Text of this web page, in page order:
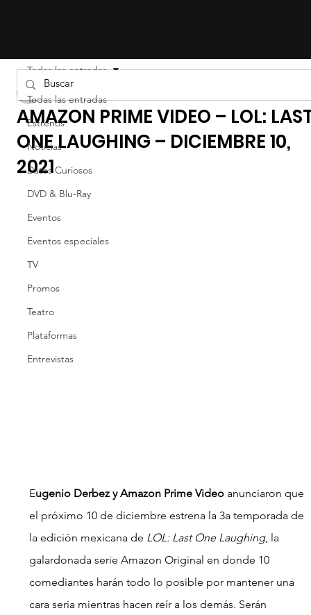
Todas las entradas
Estrenos
Noticias
Datos Curiosos
DVD & Blu-Ray
Eventos
Eventos especiales
TV
Promos
Teatro
Plataformas
Entrevistas
Todas las entradas
AMAZON PRIME VIDEO – LOL:
ONE LAUGHING – DICIEMBRE 10,
2021
Eugenio Derbez y Amazon Prime Video anunciaron que
el próximo 10 de diciembre estrena la 3a temporada de
la edición mexicana de LOL: Last One Laughing, la
galardonada serie Amazon Original en donde 10
comediantes harán todo lo posible por mantener una
cara seria mientras hacen reír a los demás. Serán